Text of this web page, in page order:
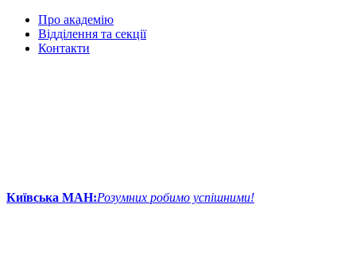
Про академію
Відділення та секції
Контакти
Київська МАН:Розумних робимо успішними!